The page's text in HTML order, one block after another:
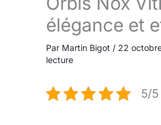
élégance et
Par Martin Bigot / 22
lecture
5/